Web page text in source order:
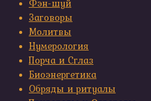
Фэн-шуй
Заговоры
Молитвы
Нумерология
Порча и Сглаз
Биоэнергетика
Обряды и ритуалы